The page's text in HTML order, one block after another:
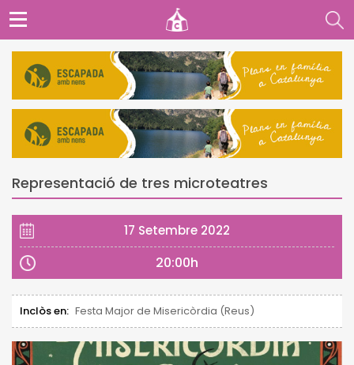
Representació de tres microteatres
17 Setembre 2022
20:00h
Inclòs en: Festa Major de Misericòrdia (Reus)